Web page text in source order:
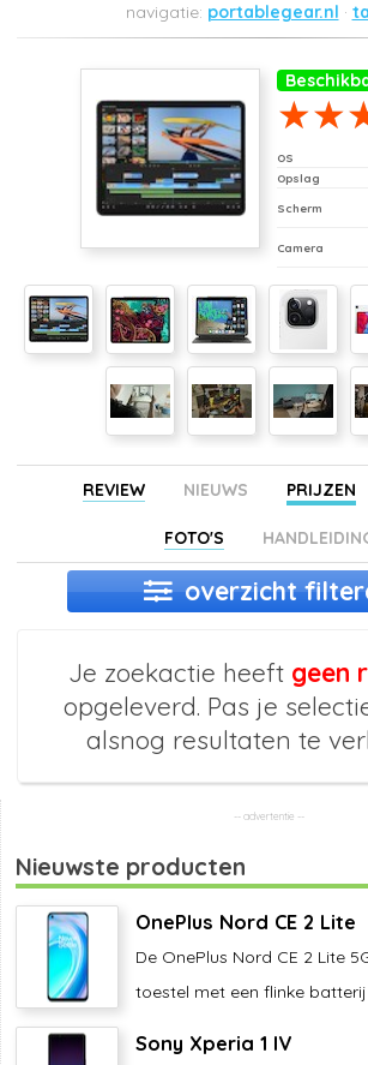
portablegear.nl
OS
Opslag
Scherm
Camera
REVIEW NIEUWS PRIJZEN
FOTO'S
overzicht
Je zoekactie heeft geen
opgeleverd. Pas je
alsnog resultaten te
Nieuwste producten
OnePlus Nord CE 2 Lite
De OnePlus Nord CE 2 Lite
toestel met een flinke batterij
Sony Xperia 1 IV